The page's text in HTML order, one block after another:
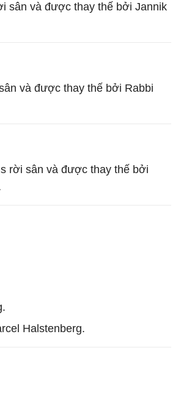
sân và được thay thế bởi Jannik
và được thay thế bởi Rabbi
rời sân và được thay thế bởi
Halstenberg.